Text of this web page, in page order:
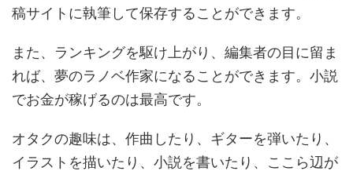
稿サイトに執筆して保存することができます。
また、ランキングを駆け上がり、編集者の目に留ま
れば、夢のラノベ作家になることができます。小説
でお金が稼げるのは最高です。
オタクの趣味は、作曲したり、ギターを弾いたり、
イラストを描いたり、小説を書いたり、ここら辺が